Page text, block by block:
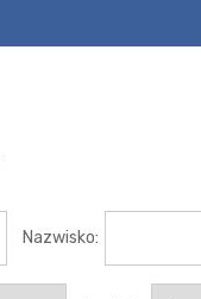
Nazwisko: